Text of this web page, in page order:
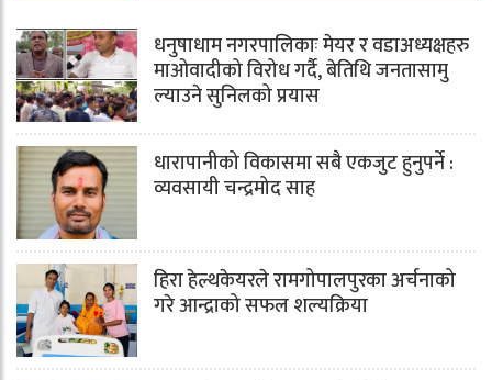
धनुषाधाम नगरपालिकाः मेयर र वडाअध्यक्षहरु
माओवादीको विरोध गर्दै, बेतिथि जनतासामु
ल्याउने सुनिलको प्रयास
धारापानीको विकासमा सबै एकजुट हुनुपर्ने :
व्यवसायी चन्द्रमोद साह
हिरा हेल्थकेयरले रामगोपालपुरका अर्चनाको
गरे आन्द्राको सफल शल्यक्रिया